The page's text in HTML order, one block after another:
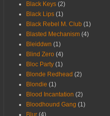
Black Keys (2)
Black Lips (1)
Black Rebel M. Club (1)
Blasted Mechanism (4)
Bleiddwn (1)
Blind Zero (4)
Bloc Party (1)
Blonde Redhead (2)
Blondie (1)
Blood Incantation (2)
Bloodhound Gang (1)